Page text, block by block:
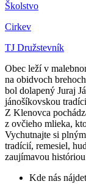
Školstvo
Cirkev
TJ Družstevník
Obec leží v
na obidvoch
bol dolapený Juraj
jánošíkovskou
Z Klenovca
z ovčieho mlieka,
Vychutnajte si
tradícií, remesiel,
zaujímavou
Kde nás